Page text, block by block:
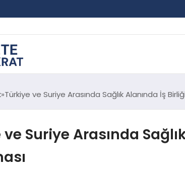
Türkiye ve Suriye Arasında Sağlık Alanında İş
Suriye Arasında